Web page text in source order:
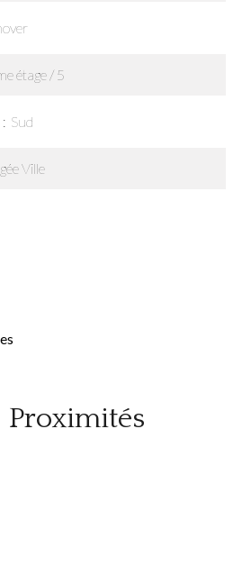
étage / 5
Sud
Ville
Proximités